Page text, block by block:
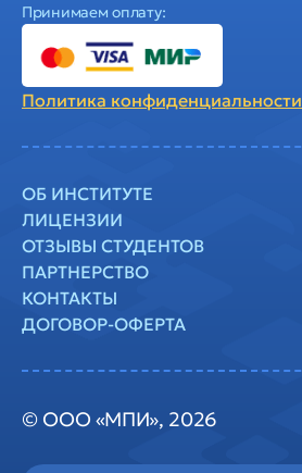
Принимаем оплату:
Политика конфиденциальности
© ООО «МПИ», 2026
ОБ ИНСТИТУТЕ
ЛИЦЕНЗИИ
ОТЗЫВЫ СТУДЕНТОВ
ПАРТНЕРСТВО
КОНТАКТЫ
ДОГОВОР-ОФЕРТА